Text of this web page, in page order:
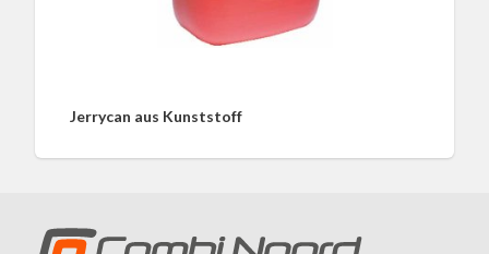
Jerrycan aus Kunststoff